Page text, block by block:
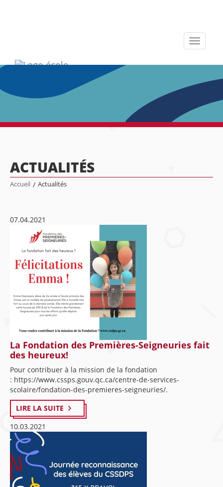
Toggle
ACTUALITÉS
Accueil / Actualités
07.04.2021
La Fondation des Premières-Seigneuries fait
des heureux!
Pour contribuer à la mission de la fondation
: https://www.cssps.gouv.qc.ca/centre-de-services-
scolaire/fondation-des-premieres-seigneuries/.
LIRE LA SUITE
10.03.2021